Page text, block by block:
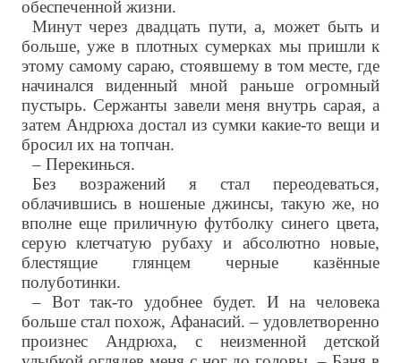
обеспеченной жизни.
Минут через двадцать пути, а, может быть и
больше, уже в плотных сумерках мы пришли к
этому самому сараю, стоявшему в том месте, где
начинался виденный мной раньше огромный
пустырь. Сержанты завели меня внутрь сарая, а
затем Андрюха достал из сумки какие-то вещи и
бросил их на топчан.
– Перекинься.
Без возражений я стал переодеваться,
облачившись в ношеные джинсы, такую же, но
вполне еще приличную футболку синего цвета,
серую клетчатую рубаху и абсолютно новые,
блестящие глянцем черные казённые
полуботинки.
– Вот так-то удобнее будет. И на человека
больше стал похож, Афанасий. – удовлетворенно
произнес Андрюха, с неизменной детской